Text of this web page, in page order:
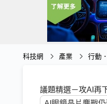
科技網 產業 行動
議題精選－攻AI再